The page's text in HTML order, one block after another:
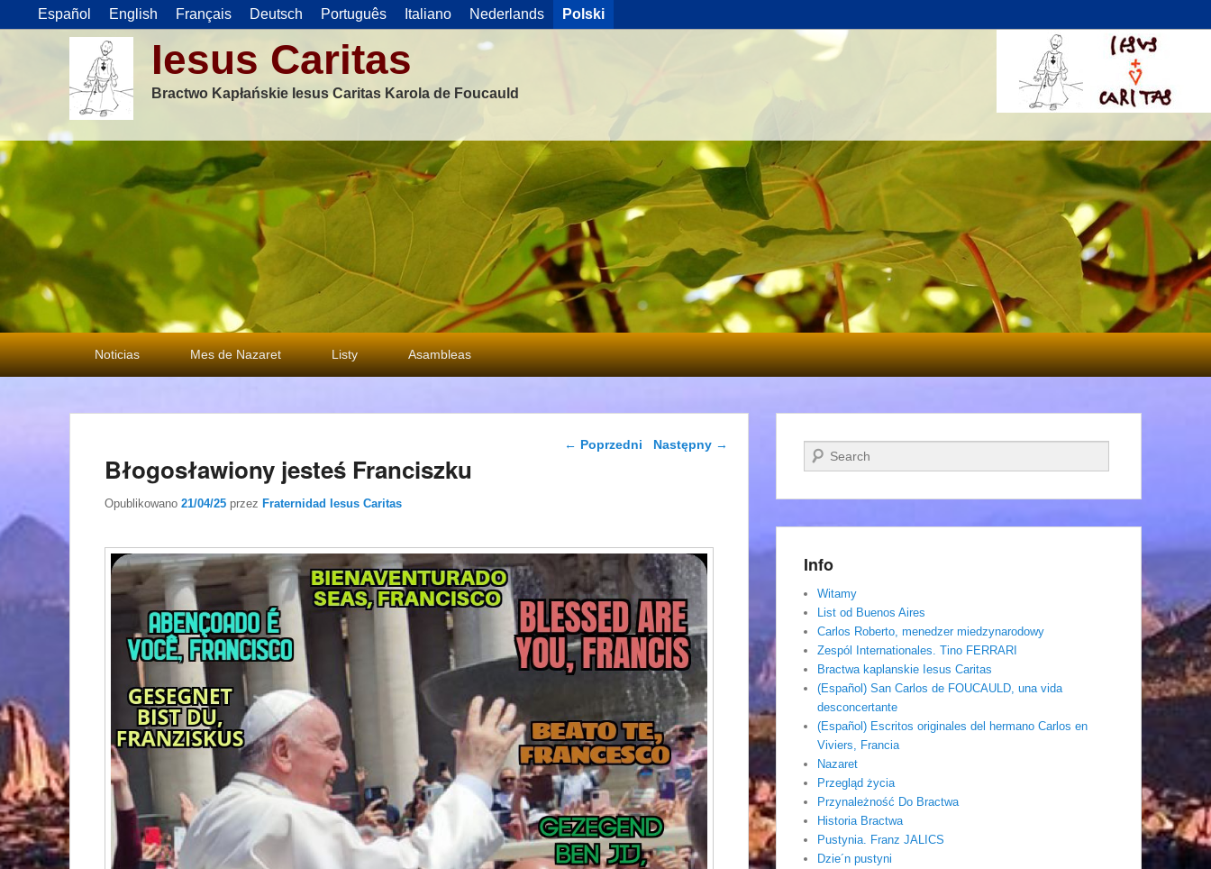
Español English Français Deutsch Português Italiano Nederlands Polski
Iesus Caritas
Bractwo Kapłańskie Iesus Caritas Karola de Foucauld
Menu
główne
Noticias Mes de Nazaret Listy Asambleas
Nawigacja wpisu
← Poprzedni Następny →
Błogosławiony jesteś Franciszku
Opublikowano 21/04/25 przez Fraternidad Iesus Caritas
Szukaj
Info
Witamy
List od Buenos Aires
Carlos Roberto, menedzer miedzynarodowy
Zespól Internationales. Tino FERRARI
Bractwa kaplanskie Iesus Caritas
(Español) San Carlos de FOUCAULD, una vida
desconcertante
(Español) Escritos originales del hermano Carlos en
Viviers, Francia
Nazaret
Przegląd życia
Przynależność Do Bractwa
Historia Bractwa
Pustynia. Franz JALICS
Dzie´n pustyni